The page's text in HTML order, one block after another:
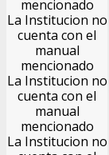
mencionado
La Institucion no
cuenta con el
manual
mencionado
La Institucion no
cuenta con el
manual
mencionado
La Institucion no